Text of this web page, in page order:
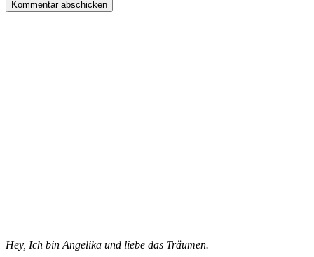
Hey, Ich bin Angelika und liebe das Träumen.